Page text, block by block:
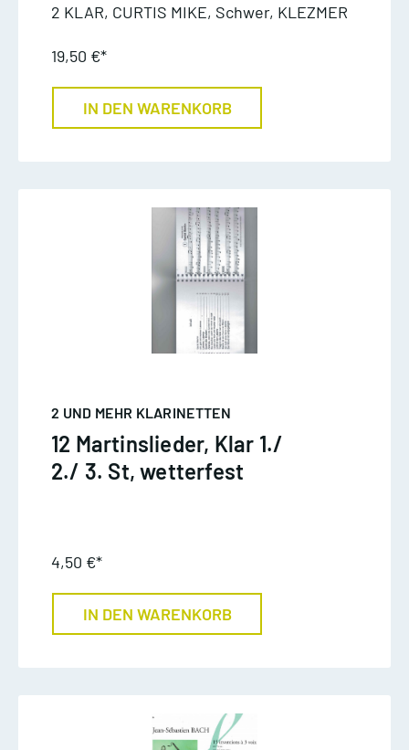
2 KLAR, CURTIS MIKE, Schwer, KLEZMER
19,50 €*
IN DEN WARENKORB
2 UND MEHR KLARINETTEN
12 Martinslieder, Klar 1./
2./ 3. St, wetterfest
4,50 €*
IN DEN WARENKORB